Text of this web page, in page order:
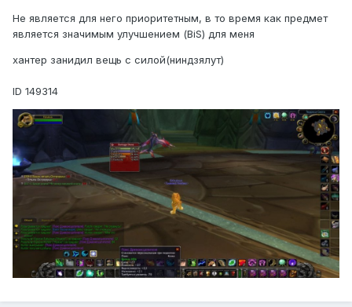
Не является для него приоритетным, в то время как предмет
является значимым улучшением (BiS) для меня
хантер занидил вещь с силой(ниндзялут)
ID 149314